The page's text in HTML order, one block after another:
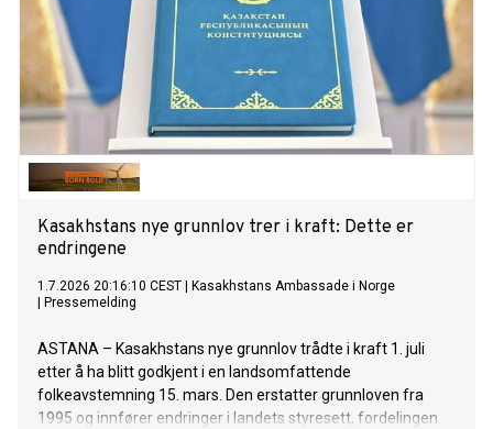
Kasakhstans nye grunnlov trer i kraft: Dette er
endringene
1.7.2026 20:16:10 CEST
Kasakhstans Ambassade i Norge
Pressemelding
ASTANA – Kasakhstans nye grunnlov trådte i kraft 1. juli
etter å ha blitt godkjent i en landsomfattende
folkeavstemning 15. mars. Den erstatter grunnloven fra
1995 og innfører endringer i landets styresett, fordelingen